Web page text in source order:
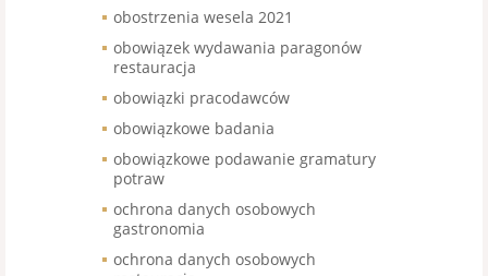
obostrzenia wesela 2021
obowiązek wydawania paragonów
restauracja
obowiązki pracodawców
obowiązkowe badania
obowiązkowe podawanie gramatury
potraw
ochrona danych osobowych
gastronomia
ochrona danych osobowych